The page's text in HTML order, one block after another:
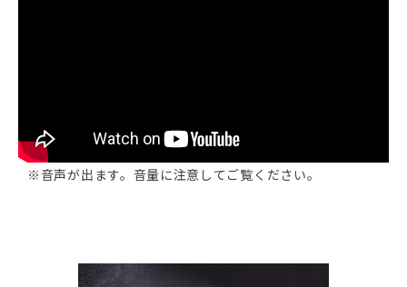
※音声が出ます。音量に注意してご覧ください。